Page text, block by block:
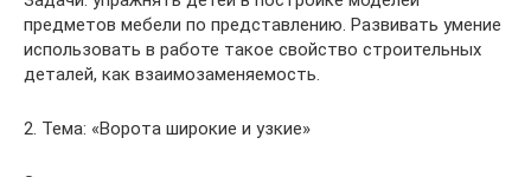
предметов мебели по представлению. Развивать умение
использовать в работе такое свойство строительных
деталей, как взаимозаменяемость.
2. Тема: «Ворота широкие и узкие»